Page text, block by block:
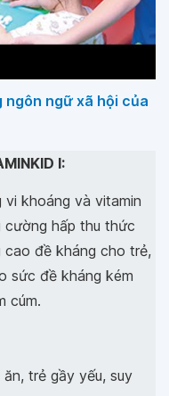
ngôn ngữ xã hội của
I:
khoáng và vitamin
hấp thu thức
cao đề kháng cho trẻ,
sức đề kháng kém
cúm.
trẻ gầy yếu, suy